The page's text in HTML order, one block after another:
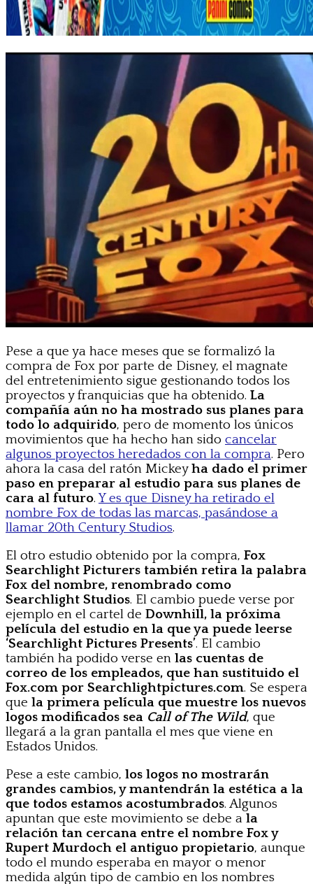
Pese a que ya hace meses que se formalizó la
compra de Fox por parte de Disney, el magnate
del entretenimiento sigue gestionando todos los
proyectos y franquicias que ha obtenido. La
compañía aún no ha mostrado sus planes para
todo lo adquirido, pero de momento los únicos
movimientos que ha hecho han sido cancelar
algunos proyectos heredados con la compra. Pero
ahora la casa del ratón Mickeyha dado el primer
paso en preparar al estudio para sus planes de
cara al futuro.Y es que Disney ha retirado el
nombre Fox de todas las marcas, pasándose a
llamar 20th Century Studios.
El otro estudio obtenido por la compra, Fox
Searchlight Picturers también retira la palabra
Fox del nombre, renombrado como
Searchlight Studios. El cambio puede verse por
ejemplo en el cartel de Downhill, la próxima
película del estudio en la que ya puede leerse
‘Searchlight Pictures Presents’. El cambio
también ha podido verse en las cuentas de
correo de los empleados, que han sustituido el
Fox.com por Searchlightpictures.com. Se espera
que la primera película que muestre los nuevos
logos modificados sea Call of The Wild, que
llegará a la gran pantalla el mes que viene en
Estados Unidos.
Pese a este cambio, los logos no mostrarán
grandes cambios, y mantendrán la estética a la
que todos estamos acostumbrados. Algunos
apuntan que este movimiento se debe a la
relación tan cercana entre el nombre Fox y
Rupert Murdoch el antiguo propietario, aunque
todo el mundo esperaba en mayor o menor
medida algún tipo de cambio en los nombres